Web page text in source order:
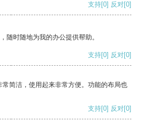
支持[0] 反对[0]
随时随地为我的办公提供帮助。
支持[0] 反对[0]
简洁，使用起来非常方便。功能的布局也
支持[0] 反对[0]